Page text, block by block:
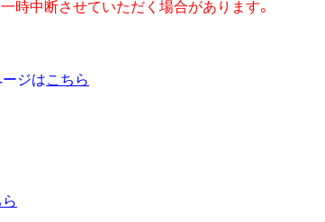
時中断させていただく場合があります。
ジはこちら